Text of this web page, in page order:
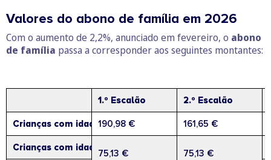
Valores do abono de família em 2026
Com o aumento de 2,2%, anunciado em fevereiro, o abono
de família passa a corresponder aos seguintes montantes:
1.º Escalão 2.º Escalão
Crianças com idade até 3 anos
190,98 € 161,65 €
Crianças com idade entre 3 e 6 anos
75,13 € 75,13 €